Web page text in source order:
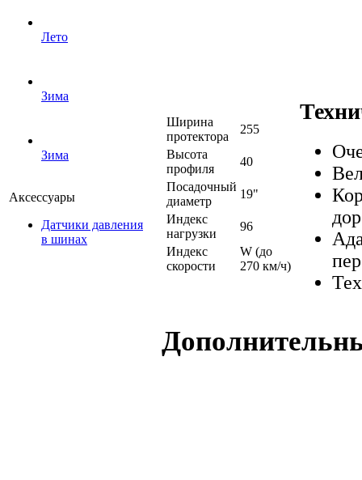
Лето
Зима
Зима
Аксессуары
Датчики давления
в шинах
Ширина
протектора
255
Высота
профиля
40
Посадочный
диаметр
19"
Индекс
нагрузки
96
Индекс
скорости
W (до
270 км/ч)